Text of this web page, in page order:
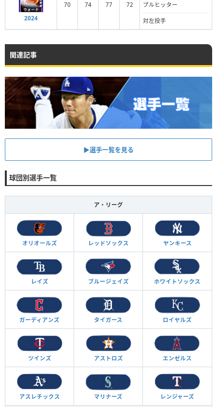
2024
70 74 77 72 プルヒッター
対左投手
関連記事
▶︎選手一覧を見る
球団別選手一覧
ア・リーグ
オリオールズ レッドソックス ヤンキース
レイズ ブルージェイズ ホワイトソックス
ガーディアンズ タイガース ロイヤルズ
ツインズ アストロズ エンゼルス
アスレチックス マリナーズ レンジャーズ